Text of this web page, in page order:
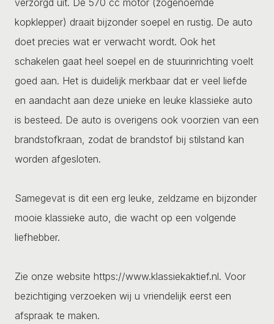
kopklepper) draait bijzonder soepel en rustig. De auto
doet precies wat er verwacht wordt. Ook het
schakelen gaat heel soepel en de stuurinrichting voelt
goed aan. Het is duidelijk merkbaar dat er veel liefde
en aandacht aan deze unieke en leuke klassieke auto
is besteed. De auto is overigens ook voorzien van een
brandstofkraan, zodat de brandstof bij stilstand kan
worden afgesloten.
Samegevat is dit een erg leuke, zeldzame en bijzonder
mooie klassieke auto, die wacht op een volgende
liefhebber.
Zie onze website https://www.klassiekaktief.nl. Voor
bezichtiging verzoeken wij u vriendelijk eerst een
afspraak te maken.